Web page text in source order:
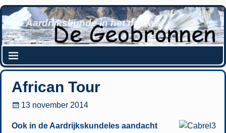
Aardrijkskunde in het nieuws
African Tour
13 november 2014
Ook in de Aardrijkskundeles aandacht